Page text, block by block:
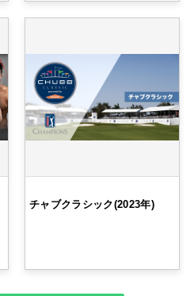
チャブクラシック(2023年)